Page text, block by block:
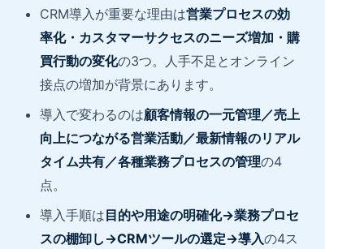
CRM導入が重要な理由は営業プロセスの効
率化・カスタマーサクセスのニーズ増加・購
買行動の変化の3つ。人手不足とオンライン
接点の増加が背景にあります。
導入で変わるのは顧客情報の一元管理／売上
向上につながる営業活動／最新情報のリアル
タイム共有／各種業務プロセスの管理の4
点。
導入手順は目的や用途の明確化→業務プロセ
スの棚卸し→CRMツールの選定→導入の4ス